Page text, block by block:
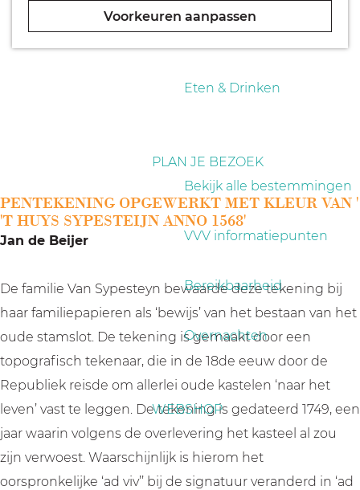
Voorkeuren aanpassen
Eten & Drinken
PLAN JE BEZOEK
Bekijk alle bestemmingen
VVV informatiepunten
Bereikbaarheid
Overnachten
WEBSHOP
PENTEKENING OPGEWERKT MET KLEUR VAN '
'T HUYS SYPESTEIJN ANNO 1568'
Jan de Beijer
De familie Van Sypesteyn bewaarde deze tekening bij
haar familiepapieren als ‘bewijs’ van het bestaan van het
oude stamslot. De tekening is gemaakt door een
topografisch tekenaar, die in de 18de eeuw door de
Republiek reisde om allerlei oude kastelen ‘naar het
leven’ vast te leggen. De tekening is gedateerd 1749, een
jaar waarin volgens de overlevering het kasteel al zou
zijn verwoest. Waarschijnlijk is hierom het
oorspronkelijke ‘ad viv’’ bij de signatuur veranderd in ‘ad